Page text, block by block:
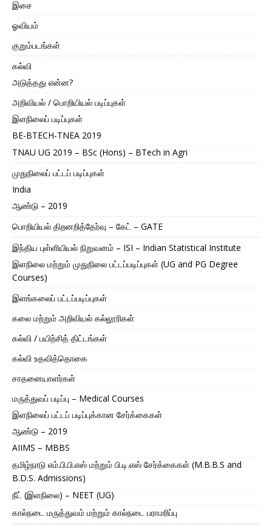
இசை
ஓவியம்
குறும்படங்கள்
கல்வி
அடுத்தது என்ன?
அறிவியல் / பொறியியல் படிப்புகள்
இளநிலைப் படிப்புகள்
BE-BTECH-TNEA 2019
TNAU UG 2019 – BSc (Hons) – BTech in Agri
முதுநிலைப் பட்டப் படிப்புகள்
India
ஆண்டு – 2019
பொறியியல் திறனறித்தேர்வு – கேட் – GATE
இந்திய புள்ளியியல் நிறுவனம் – ISI – Indian Statistical Institute
இளநிலை மற்றும் முதுநிலை பட்டப்படிப்புகள் (UG and PG Degree
Courses)
இளங்கலைப் பட்டப்படிப்புகள்
கலை மற்றும் அறிவியல் கல்லூரிகள்
கல்வி / பயிற்சித் திட்டங்கள்
கல்வி உதவித்தொகை
சாதனையாளர்கள்
மருத்துவப் படிப்பு – Medical Courses
இளநிலைப் பட்டப் படிப்புக்கான சேர்க்கைகள்
ஆண்டு – 2019
AIIMS – MBBS
தமிழ்நாடு எம்.பி.பி.எஸ் மற்றும் பி.டி.எஸ் சேர்க்கைகள் (M.B.B.S and
B.D.S. Admissions)
நீட் (இளநிலை) – NEET (UG)
கால்நடை மருத்துவம் மற்றும் கால்நடை பராமரிப்பு